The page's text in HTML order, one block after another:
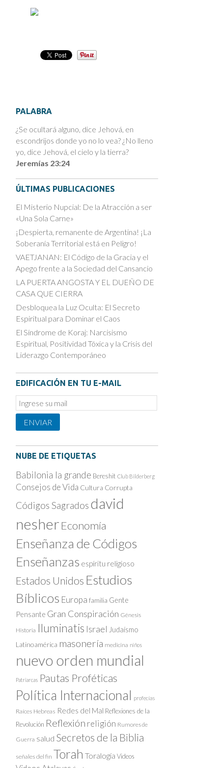
PALABRA
¿Se ocultará alguno, dice Jehová, en
escondrijos donde yo no lo vea? ¿No lleno
yo, dice Jehová, el cielo y la tierra?
Jeremías 23:24
ÚLTIMAS PUBLICACIONES
El Misterio Nupcial: De la Atracción a ser
«Una Sola Carne»
¡Despierta, remanente de Argentina! ¡La
Soberanía Territorial está en Peligro!
VAETJANAN: El Código de la Gracia y el
Apego frente a la Sociedad del Cansancio
LA PUERTA ANGOSTA Y EL DUEÑO DE
CASA QUE CIERRA
Desbloquea la Luz Oculta: El Secreto
Espiritual para Dominar el Caos
El Síndrome de Koraj: Narcisismo
Espiritual, Positividad Tóxica y la Crisis del
Liderazgo Contemporáneo
EDIFICACIÓN EN TU E-MAIL
Email
Subscription
ENVIAR
NUBE DE ETIQUETAS
Babilonia la grande Bereshit Club Bilderberg
Consejos de Vida Cultura Corrupta
Códigos Sagrados david
nesher Economía
Enseñanza de Códigos
Enseñanzas espíritu religioso
Estados Unidos Estudios
Bíblicos Europa familia Gente
Pensante Gran Conspiración Génesis
Historia Iluminatis Israel Judaísmo
Latinoamérica masonería medicina niños
nuevo orden mundial
Patriarcas Pautas Proféticas
Política Internacional profecías
Raíces Hebreas Redes del Mal Reflexiones de la
Revolución Reflexión religión Rumores de
Guerra salud Secretos de la Biblia
señales del fin Torah Toralogía Videos